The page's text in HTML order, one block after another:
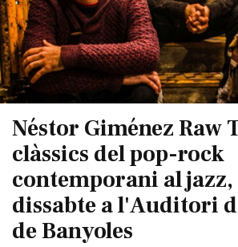
Néstor Giménez Raw
clàssics del pop-rock
contemporani al jazz,
dissabte a l'Auditori
de Banyoles